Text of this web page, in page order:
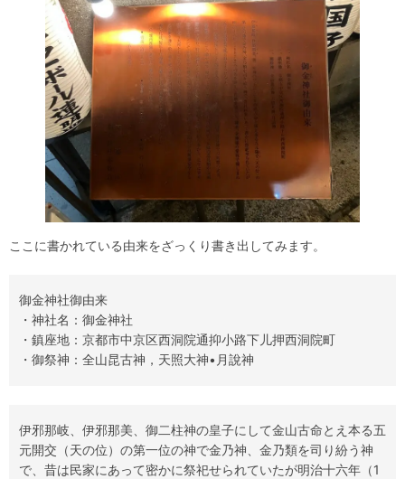
ここに書かれている由来をざっくり書き出してみます。
御金神社御由来
・神社名：御金神社
・鎮座地：京都市中京区西洞院通抑小路下儿押西洞院町
・御祭神：全山昆古神，天照大神•月說神
伊邪那岐、伊邪那美、御二柱神の皇子にして金山古命とえ本る五
元開交（天の位）の第一位の神で金乃神、金乃類を司り紛う神
で、昔は民家にあって密かに祭祀せられていたが明治十六年（1